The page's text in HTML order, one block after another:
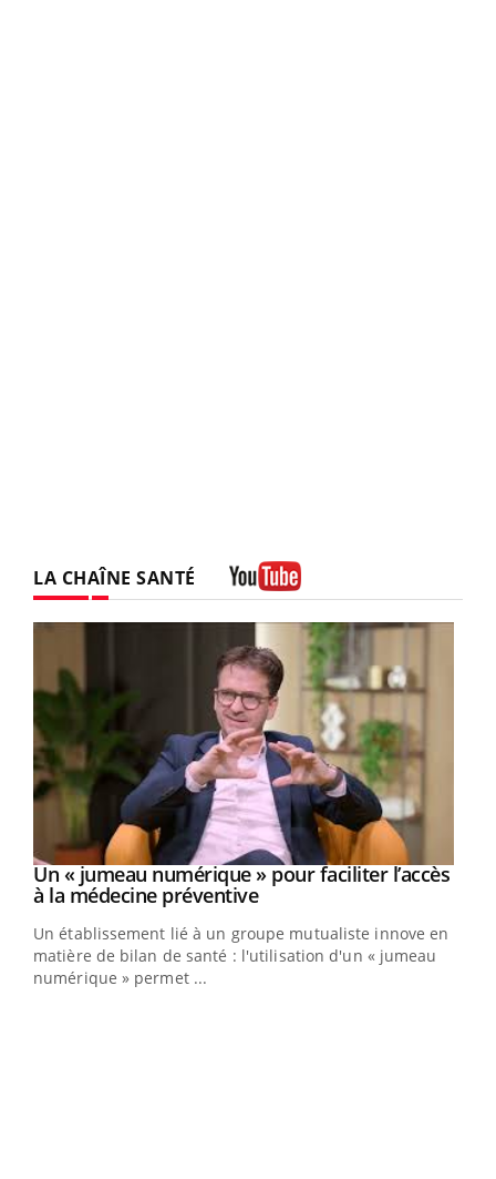
LA CHAÎNE SANTÉ
Youtube
Un « jumeau numérique » pour faciliter l’accès
à la médecine préventiveYoutube
Un établissement lié à un groupe mutualiste innove en
matière de bilan de santé : l'utilisation d'un « jumeau
numérique » permet ...